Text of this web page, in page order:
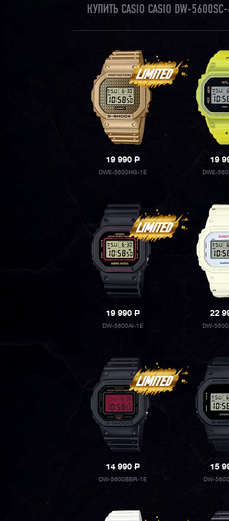
КУПИТЬ CASIO CASIO DW-
19 990P
DWE-5600HG-1E
19
DWE-
19 990P
DW-5600AI-1E
22
DW-
14 990P
DW-5600BBR-1E
15
DW-